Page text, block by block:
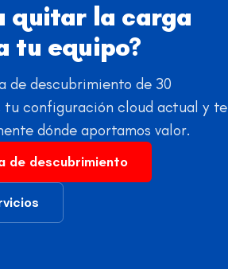
quitar la carga
tu equipo?
de descubrimiento de 30
tu configuración cloud actual y te
dónde aportamos valor.
de descubrimiento